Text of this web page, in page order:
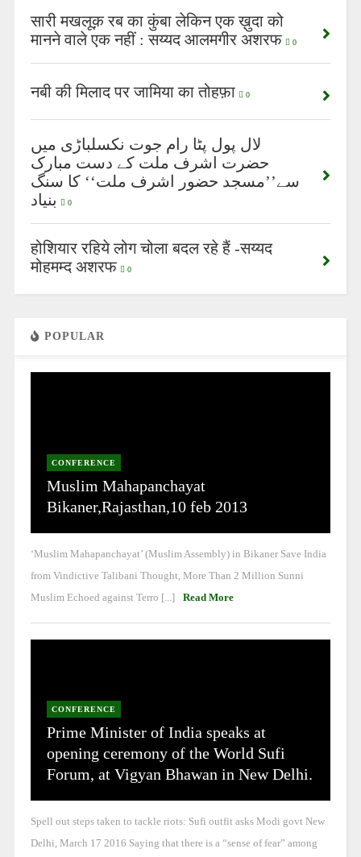
सारी मखलूक़ रब का कुंबा लेकिन एक ख़ुदा को
मानने वाले एक नहीं : सय्यद आलमगीर अशरफ
0
नबी की मिलाद पर जामिया का तोहफ़ा 0
لال پول پٹا رام جوت نکسلباڑی میں
حضرت اشرف ملت کے دست مبارک
سے’’مسجد حضور اشرف ملت‘‘ کا سنگ
بنیاد
0
होशियार रहिये लोग चोला बदल रहे हैं -सय्यद
मोहमम्द अशरफ
0
POPULAR
CONFERENCE
Muslim Mahapanchayat
Bikaner,Rajasthan,10 feb 2013
‘Muslim Mahapanchayat’ (Muslim Assembly) in Bikaner Save India
from Vindictive Talibani Thought, More Than 2 Million Sunni
Muslim Echoed against Terro [...]
Read More
CONFERENCE
Prime Minister of India speaks at
opening ceremony of the World Sufi
Forum, at Vigyan Bhawan in New Delhi.
Spell out steps taken to tackle riots: Sufi outfit asks Modi govt New
Delhi, March 17 2016 Saying that there is a “sense of fear” among